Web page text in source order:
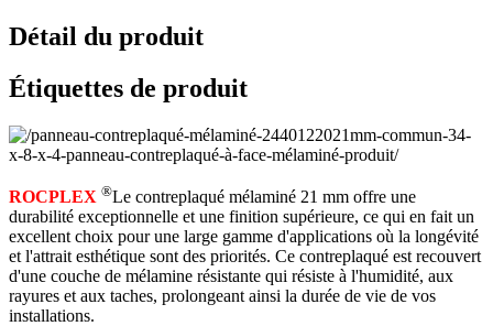
Détail du produit
Étiquettes de produit
ROCPLEX ®Le contreplaqué mélaminé 21 mm offre une
durabilité exceptionnelle et une finition supérieure, ce qui en fait un
excellent choix pour une large gamme d'applications où la longévité
et l'attrait esthétique sont des priorités. Ce contreplaqué est recouvert
d'une couche de mélamine résistante qui résiste à l'humidité, aux
rayures et aux taches, prolongeant ainsi la durée de vie de vos
installations.